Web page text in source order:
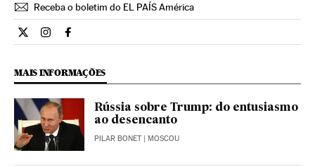
Receba o boletim do EL PAÍS América
Internacional El País Brasil en Twitter
Internacional El País Brasil en Instagram
Internacional El País Brasil en Facebook
MAIS INFORMAÇÕES
Rússia sobre Trump: do entusiasmo
ao desencanto
PILAR BONET| MOSCOU